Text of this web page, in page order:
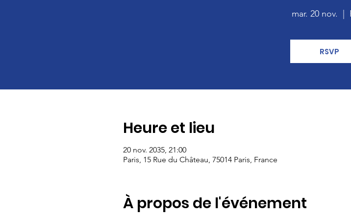
mar. 20 nov.
RSVP
Heure et lieu
20 nov. 2035, 21:00
Paris, 15 Rue du Château, 75014 Paris, France
À propos de l'événement